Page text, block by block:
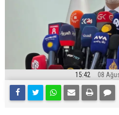
15:42 08